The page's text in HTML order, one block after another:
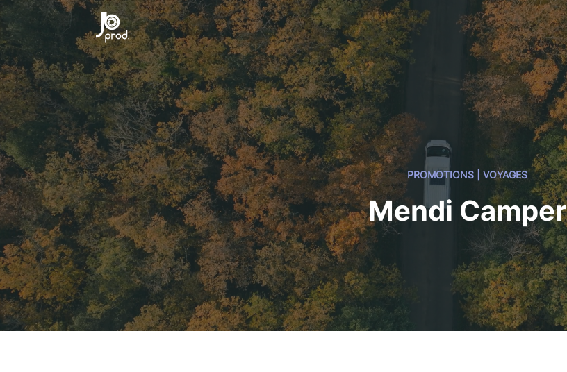
PROMOTIONS | VOYAGES
Mendi Camper